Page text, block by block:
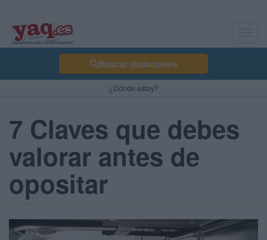
Buscar titulaciones
¿Dónde estoy?
7 Claves que debes
valorar antes de
opositar